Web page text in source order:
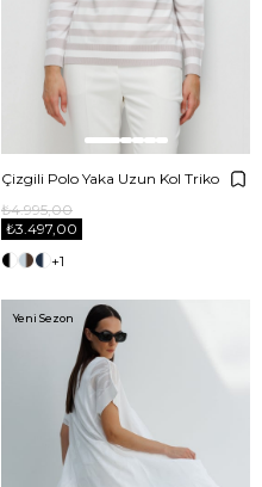
Çizgili Polo Yaka Uzun Kol Triko
₺3.497,00
₺4.995,00
+1
Yeni Sezon